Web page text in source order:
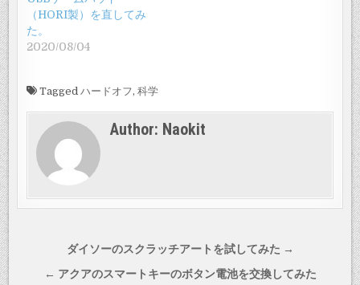
（HORI製）を直してみ
た。
2020/08/04
Taggedハードオフ,科学
Author: Naokit
ダイソーのスクラッチアートを試してみた →
← アクアのスマートキーのボタン電池を交換してみた